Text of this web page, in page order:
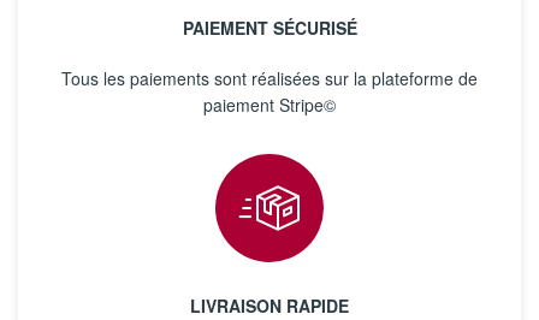
PAIEMENT SÉCURISÉ
Tous les paiements sont réalisées sur la plateforme de
paiement Stripe©
LIVRAISON RAPIDE